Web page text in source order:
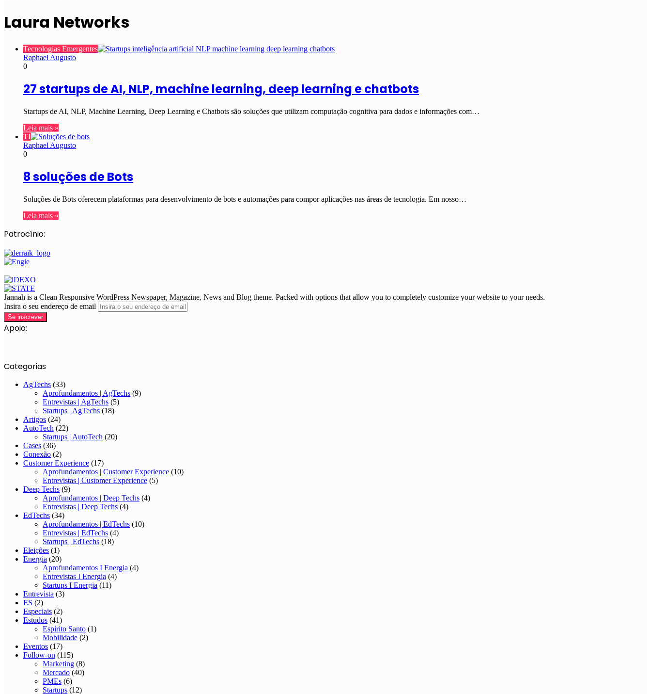
Laura Networks
Tecnologias Emergentes
Raphael Augusto
0
27 startups de AI, NLP, machine learning, deep learning e chatbots
Startups de AI, NLP, Machine Learning, Deep Learning e Chatbots são soluções que utilizam computação cognitiva para dados e informações com…
Leia mais »
TI
Raphael Augusto
0
8 soluções de Bots
Soluções de Bots oferecem plataformas para desenvolvimento de bots e automações para compor aplicações nas áreas de tecnologia. Em nosso…
Leia mais »
Patrocínio:
Jannah is a Clean Responsive WordPress Newspaper, Magazine, News and Blog theme. Packed with options that allow you to completely customize your website to your needs.
Insira o seu endereço de email
Apoio:
Categorias
AgTechs (33)
Aprofundamentos | AgTechs (9)
Entrevistas | AgTechs (5)
Startups | AgTechs (18)
Artigos (24)
AutoTech (22)
Startups | AutoTech (20)
Cases (36)
Conexão (2)
Customer Experience (17)
Aprofundamentos | Customer Experience (10)
Entrevistas | Customer Experience (5)
Deep Techs (9)
Aprofundamentos | Deep Techs (4)
Entrevistas | Deep Techs (4)
EdTechs (34)
Aprofundamentos | EdTechs (10)
Entrevistas | EdTechs (4)
Startups | EdTechs (18)
Eleições (1)
Energia (20)
Aprofundamentos I Energia (4)
Entrevistas I Energia (4)
Startups I Energia (11)
Entrevista (3)
ES (2)
Especiais (2)
Estudos (41)
Espírito Santo (1)
Mobilidade (2)
Eventos (17)
Follow-on (115)
Marketing (8)
Mercado (40)
PMEs (6)
Startups (12)